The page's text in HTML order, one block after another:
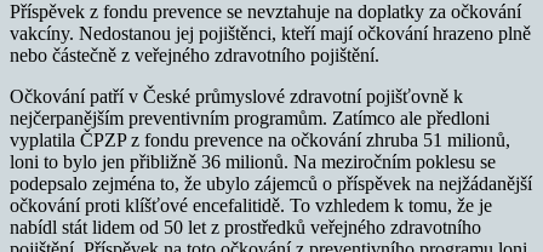
Příspěvek z fondu prevence se nevztahuje na doplatky za očkování
vakcíny. Nedostanou jej pojištěnci, kteří mají očkování hrazeno plně
nebo částečně z veřejného zdravotního pojištění.
Očkování patří v České průmyslové zdravotní pojišťovně k
nejčerpanějším preventivním programům. Zatímco ale předloni
vyplatila ČPZP z fondu prevence na očkování zhruba 51 milionů,
loni to bylo jen přibližně 36 milionů. Na meziročním poklesu se
podepsalo zejména to, že ubylo zájemců o příspěvek na nejžádanější
očkování proti klíšťové encefalitidě. To vzhledem k tomu, že je
nabídl stát lidem od 50 let z prostředků veřejného zdravotního